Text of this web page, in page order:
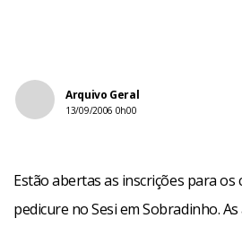
Arquivo Geral
13/09/2006 0h00
Estão abertas as inscrições para os
pedicure no Sesi em Sobradinho.